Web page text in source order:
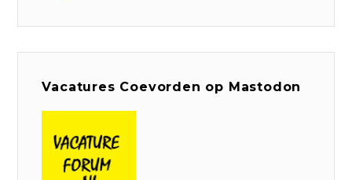
Vacatures Coevorden op Mastodon